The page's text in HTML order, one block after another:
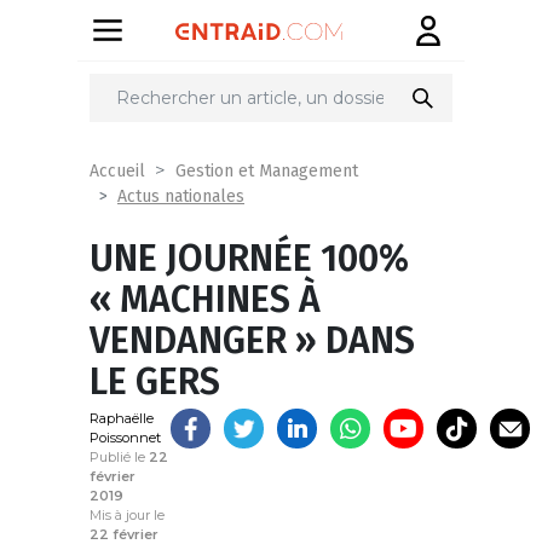
Partager
Accueil
Gestion et Management
Actus nationales
UNE JOURNÉE 100%
« MACHINES À
VENDANGER » DANS
LE GERS
Raphaëlle
Poissonnet
Publié le 22
février
2019
Mis à jour le
22 février